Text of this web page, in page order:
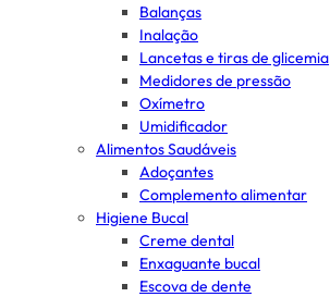
Balanças
Inalação
Lancetas e tiras de glicemia
Medidores de pressão
Oxímetro
Umidificador
Alimentos Saudáveis
Adoçantes
Complemento alimentar
Higiene Bucal
Creme dental
Enxaguante bucal
Escova de dente